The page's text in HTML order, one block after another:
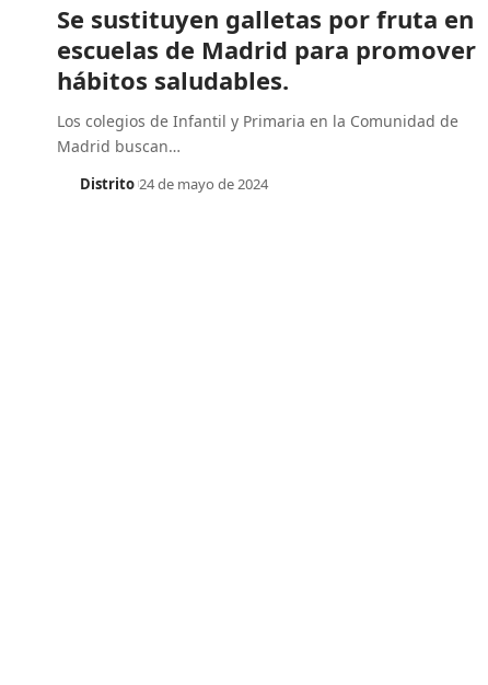
Se sustituyen galletas por fruta en
escuelas de Madrid para promover
hábitos saludables.
Los colegios de Infantil y Primaria en la Comunidad de
Madrid buscan…
Distrito 24 de mayo de 2024